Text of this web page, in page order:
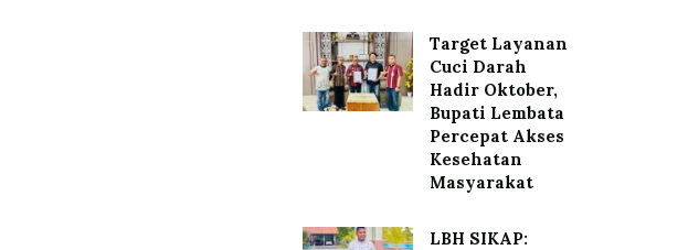
Target Layanan
Cuci Darah
Hadir Oktober,
Bupati Lembata
Percepat Akses
Kesehatan
Masyarakat
LBH SIKAP: